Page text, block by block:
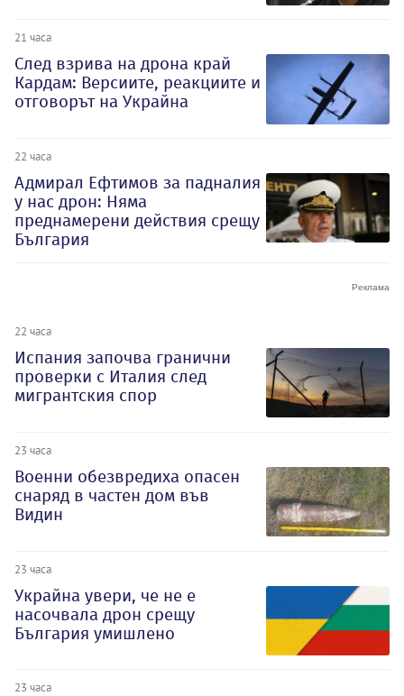
21 часа
След взрива на дрона край
Кардам: Версиите, реакциите и
отговорът на Украйна
22 часа
Адмирал Ефтимов за падналия
у нас дрон: Няма
преднамерени действия срещу
България
22 часа
Испания започва гранични
проверки с Италия след
мигрантския спор
23 часа
Военни обезвредиха опасен
снаряд в частен дом във
Видин
23 часа
Украйна увери, че не е
насочвала дрон срещу
България умишлено
23 часа